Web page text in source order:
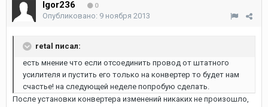
Igor236 0
Опубликовано: 9 ноября 2013
retal писал:
есть мнение что если отсоединить провод от штатного
усилителя и пустить его только на конвертер то будет нам
счастье! на следующей неделе попробую сделать.
После установки конвертера изменений никаких не произошло,